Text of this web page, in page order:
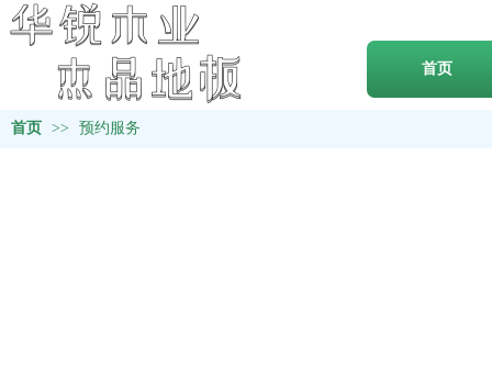
首页
首页 >> 预约服务